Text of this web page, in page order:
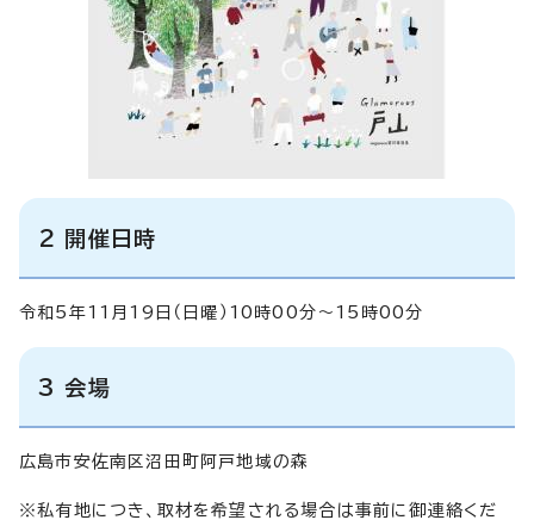
2 開催日時
令和5年11月19日（日曜）10時00分～15時00分
3 会場
広島市安佐南区沼田町阿戸地域の森
※私有地につき、取材を希望される場合は事前に御連絡くだ